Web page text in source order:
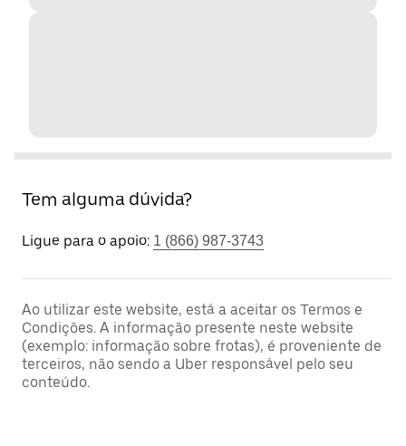
Tem alguma dúvida?
Ligue para o apoio: 1 (866) 987-3743
Ao utilizar este website, está a aceitar os Termos e
Condições. A informação presente neste website
(exemplo: informação sobre frotas), é proveniente de
terceiros, não sendo a Uber responsável pelo seu
conteúdo.